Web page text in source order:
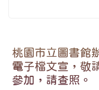
桃園市立圖書館
電子檔文宣，敬
參加，請查照。